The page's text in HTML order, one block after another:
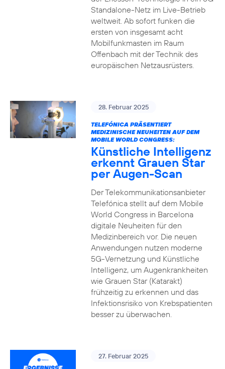
Standalone-Netz im Live-Betrieb
weltweit. Ab sofort funken die
ersten von insgesamt acht
Mobilfunkmasten im Raum
Offenbach mit der Technik des
europäischen Netzausrüsters.
28. Februar 2025
TELEFÓNICA PRÄSENTIERT
MEDIZINISCHE NEUHEITEN AUF DEM
MOBILE WORLD CONGRESS:
Künstliche Intelligenz
erkennt Grauen Star
per Augen-Scan
Der Telekommunikationsanbieter
Telefónica stellt auf dem Mobile
World Congress in Barcelona
digitale Neuheiten für den
Medizinbereich vor. Die neuen
Anwendungen nutzen moderne
5G-Vernetzung und Künstliche
Intelligenz, um Augenkrankheiten
wie Grauen Star (Katarakt)
frühzeitig zu erkennen und das
Infektionsrisiko von Krebspatienten
besser zu überwachen.
27. Februar 2025